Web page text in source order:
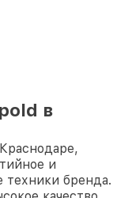
в
и
техники бренда.